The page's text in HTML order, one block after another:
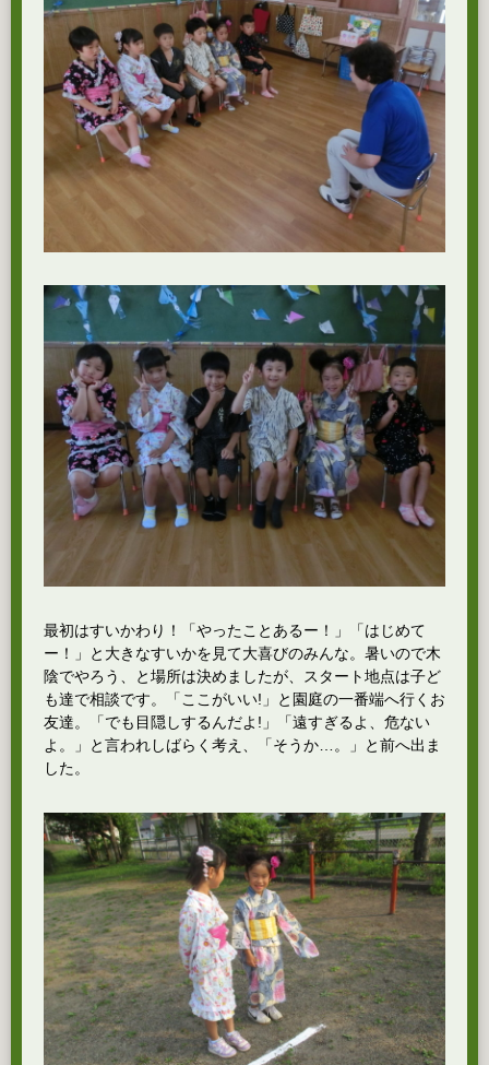
最初はすいかわり！「やったことあるー！」「はじめて
ー！」と大きなすいかを見て大喜びのみんな。暑いので木
陰でやろう、と場所は決めましたが、スタート地点は子ど
も達で相談です。「ここがいい!」と園庭の一番端へ行くお
友達。「でも目隠しするんだよ!」「遠すぎるよ、危ない
よ。」と言われしばらく考え、「そうか…。」と前へ出ま
した。